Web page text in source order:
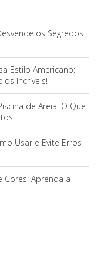
os Segredos
Estilo Americano:
Incríveis!
de Areia: O Que
Usar e Evite Erros
Cores: Aprenda a